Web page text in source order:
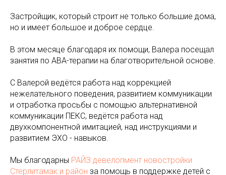
Застройщик, который строит не только большие дома,
но и имеет большое и доброе сердце.
В этом месяце благодаря их помощи, Валера посещал
занятия по АВА-терапии на благотворительной основе.
С Валерой ведётся работа над коррекцией
нежелательного поведения, развитием коммуникации
и отработка просьбы с помощью альтернативной
коммуникации ПЕКС, ведётся работа над
двухкомпонентной имитацией, над инструкциями и
развитием ЭХО - навыков.
Мы благодарны РАЙЗ девелопмент новостройки
Стерлитамак и район за помощь в поддержке детей с